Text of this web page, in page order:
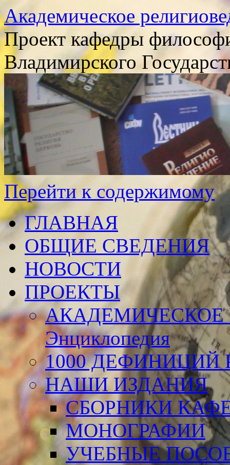
Академическое
Проект кафедры
Владимирского
Перейти к содержимому
ГЛАВНАЯ
ОБЩИЕ СВЕДЕНИЯ
НОВОСТИ
ПРОЕКТЫ
АКАДЕМИЧЕСКОЕ
Энциклопедия
1000 ДЕФИНИЦИЙ
НАШИ ИЗДАНИЯ
СБОРНИКИ
МОНОГРАФИИ
УЧЕБНЫЕ